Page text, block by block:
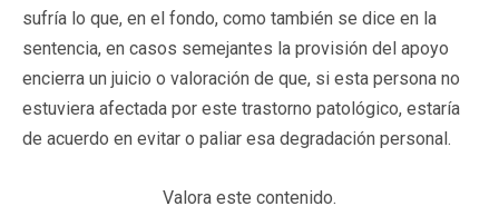
sufría lo que, en el fondo, como también se dice en la
sentencia, en casos semejantes la provisión del apoyo
encierra un juicio o valoración de que, si esta persona no
estuviera afectada por este trastorno patológico, estaría
de acuerdo en evitar o paliar esa degradación personal.
Valora este contenido.